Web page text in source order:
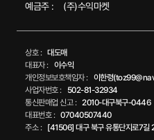
예금주 :
(주)수익마켓
상호 : 대도매
대표자 :
이수익
개인정보보호책임자 :
이한령
사업자번호 :
502-81-32934
통신판매업 신고 : 2010-대구북구-0446
대표번호 : 07040507440
주소 :
[41506] 대구 북구 유통단지로7길